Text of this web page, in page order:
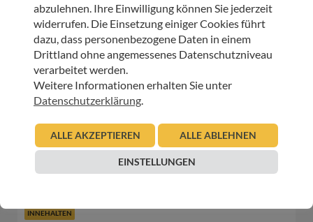
WEITERE BEITRÄGE DIESER KATEGORIE
BEGEGNUNGEN IM HOSPIZ,HOSPIZ TIROL
Freundschaft, Vergebung und Verbundenheit
02.01.2026
Christian Sint
INNEHALTEN
abzulehnen. Ihre Einwilligung können Sie jederzeit
widerrufen. Die Einsetzung einiger Cookies führt
dazu, dass personenbezogene Daten in einem
Drittland ohne angemessenes Datenschutzniveau
verarbeitet werden.
Weitere Informationen erhalten Sie unter
Datenschutzerklärung
ALLE AKZEPTIEREN ALLE ABLEHNEN
EINSTELLUNGEN